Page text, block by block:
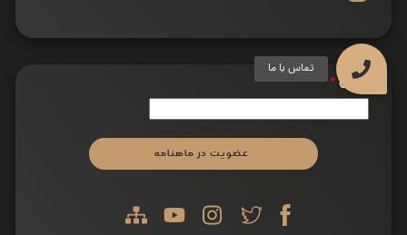
ایمیل*
عضویت در ماهنامه